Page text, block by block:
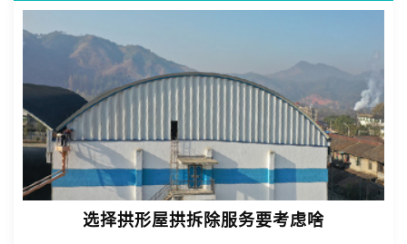
选择拱形屋拱拆除服务要考虑啥